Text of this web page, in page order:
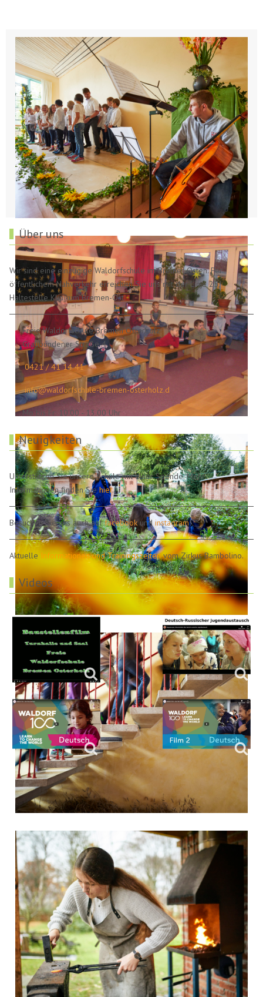
Über uns
Wir sind eine einzügige Waldorfschule im Bremer Osten. Per
öffentlichem Nahverkehr erreichen Sie uns mit der Linie 25,
Haltestelle Klinikum Bremen-Ost.
Freie Waldorfschule Bremen Osterholz
Graubündener Straße 4
0421 / 41 14 41
info@waldorfschule-bremen-osterholz.d
Mo bis Fr: 10.00 - 13.00 Uhr
Neuigkeiten
Unterstützen Sie unsere Schule mit einer Spende. Mehr
Informationen finden Siehier.
Besuchen Sie uns auch auffacebookundinstagram!
Aktuelle Informationen und Trainingszeitenvom Zirkus Bambolino.
Videos